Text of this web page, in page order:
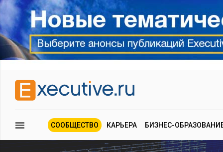
СООБЩЕСТВО КАРЬЕРА БИЗНЕС-